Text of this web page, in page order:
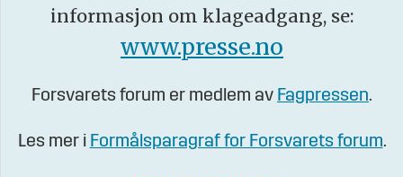
informasjon om klageadgang, se:
www.presse.no
Forsvarets forum er medlem av Fagpressen.
Les mer i Formålsparagraf for Forsvarets forum.